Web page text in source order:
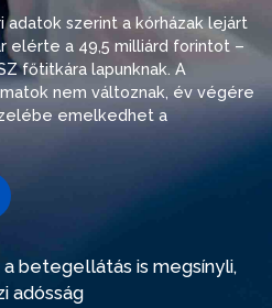
adatok szerint a kórházak lejárt
elérte a 49,5 milliárd forintot –
főtitkára lapunknak. A
nem változnak, év végére
emelkedhet a
betegellátás is megsínyli,
adósság